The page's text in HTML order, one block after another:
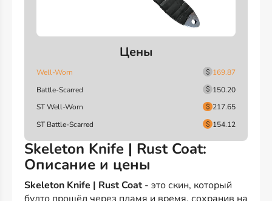
Цены
Well-Worn
169.87
Battle-Scarred
150.20
ST Well-Worn
217.65
ST Battle-Scarred
154.12
Skeleton Knife | Rust Coat:
Описание и цены
Skeleton Knife | Rust Coat- это скин, который